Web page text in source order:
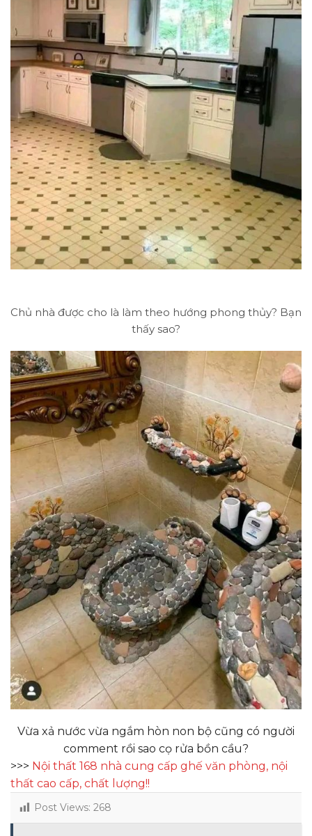
Chủ nhà được cho là làm theo hướng phong thủy? Bạn
thấy sao?
Vừa xả nước vừa ngắm hòn non bộ cũng có người
comment rồi sao cọ rửa bồn cầu?
>>> Nội thất 168 nhà cung cấp ghế văn phòng, nội
thất cao cấp, chất lượng!!
Post Views: 268